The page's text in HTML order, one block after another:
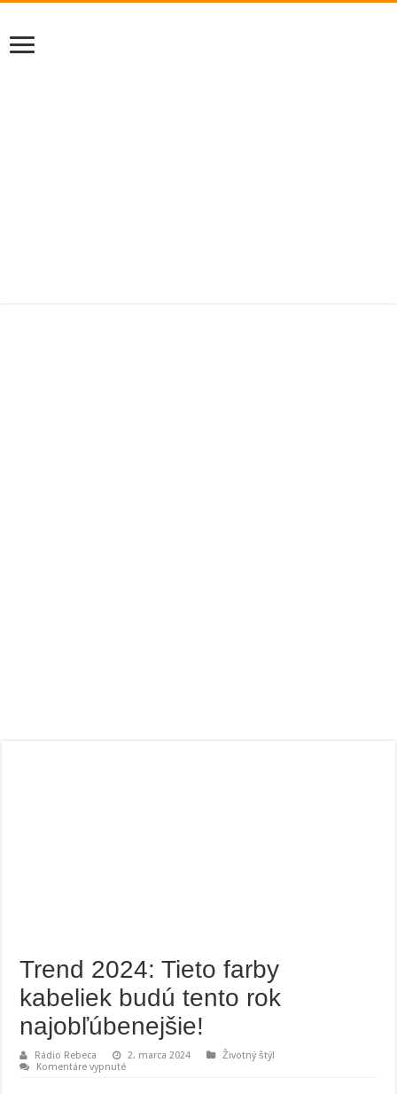
Trend 2024: Tieto farby
kabeliek budú tento rok
najobľúbenejšie!
Rádio Rebeca 2. marca 2024
Životný štýl
Komentáre vypnuténa